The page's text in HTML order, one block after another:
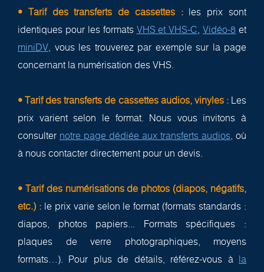
• Tarif des transferts de cassettes :les prix sont
identiques pour les formats VHS et VHS-C,Vidéo-8 et
miniDV, vous les trouverez par exemple sur la page
concernant la numérisation des VHS.
• Tarif des transferts de cassettes audios, vinyles :Les
prix varient selon le format. Nous vous invitons à
consulter notre page dédiée aux transferts audios, où
à nous contacter directement pour un devis.
• Tarif des numérisations de photos (diapos, négatifs,
etc.) :le prix varie selon le format (formats standards :
diapos, photos papiers... Formats spécifiques :
plaques de verre photographiques, moyens
formats…). Pour plus de détails, référez-vous à
la